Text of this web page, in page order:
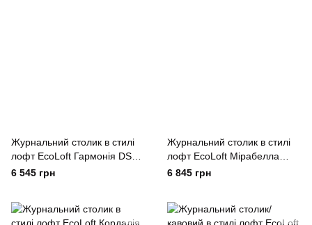
Журнальний столик в стилі
лофт EcoLoft Гармонія DSP-
1093
6 545 грн
Журнальний столик в стилі
лофт EcoLoft Мірабелла
DSP-1092
6 845 грн